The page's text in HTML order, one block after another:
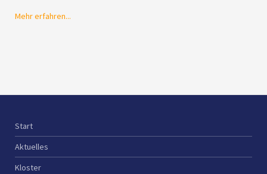
Mehr erfahren...
Start
Aktuelles
Kloster